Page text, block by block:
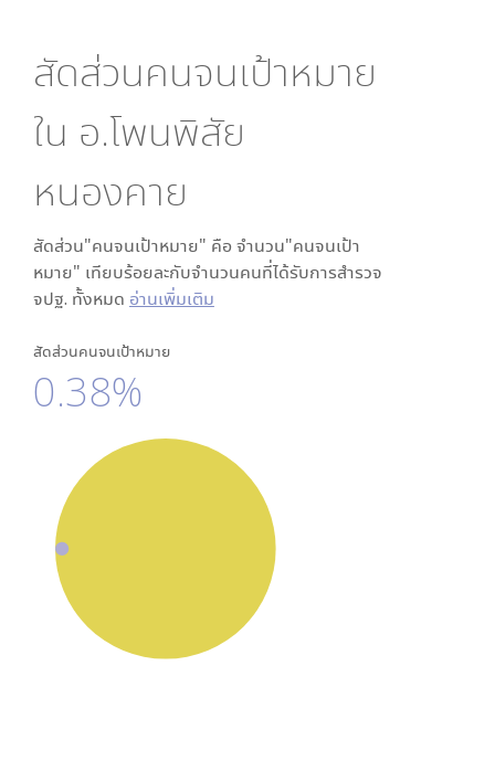
สัดส่วนคนจนเป้าหมาย
ใน อ.โพนพิสัย
หนองคาย
สัดส่วน"คนจนเป้าหมาย" คือ จำนวน"คนจนเป้า
หมาย" เทียบร้อยละกับจำนวนคนที่ได้รับการสำรวจ
จปฐ. ทั้งหมด อ่านเพิ่มเติม
สัดส่วนคนจนเป้าหมาย
0.38%